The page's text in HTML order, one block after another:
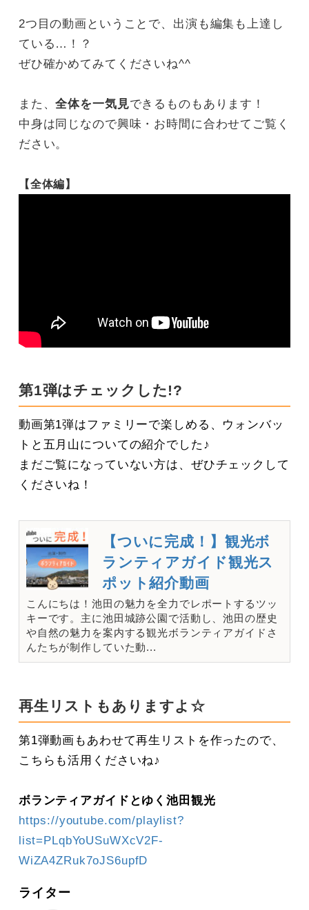
2つ目の動画ということで、出演も編集も上達し
ている…！？
ぜひ確かめてみてくださいね^^
また、全体を一気見できるものもあります！
中身は同じなので興味・お時間に合わせてご覧く
ださい。
【全体編】
第1弾はチェックした!?
動画第1弾はファミリーで楽しめる、ウォンバッ
トと五月山についての紹介でした♪
まだご覧になっていない方は、ぜひチェックして
くださいね！
【ついに完成！】観光ボ
ランティアガイド観光ス
ポット紹介動画
こんにちは！池田の魅力を全力でレポートするツッ
キーです。主に池田城跡公園で活動し、池田の歴史
や自然の魅力を案内する観光ボランティアガイドさ
んたちが制作していた動...
再生リストもありますよ☆
第1弾動画もあわせて再生リストを作ったので、
こちらも活用くださいね♪
ボランティアガイドとゆく池田観光
https://youtube.com/playlist?
list=PLqbYoUSuWXcV2F-
WiZA4ZRuk7oJS6upfD
ライター